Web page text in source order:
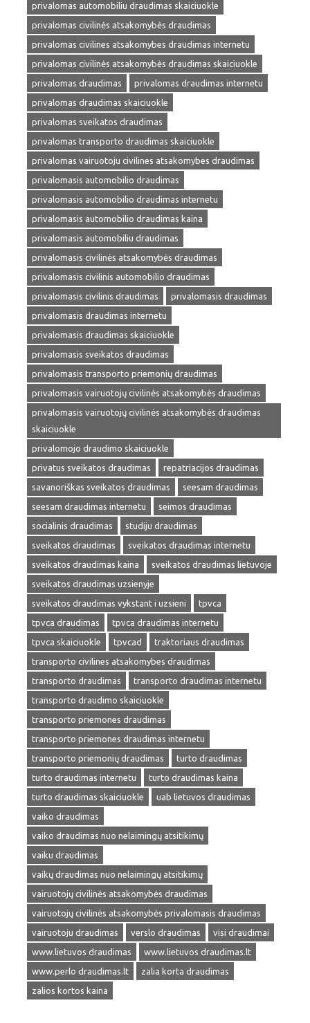
privalomas automobiliu draudimas skaiciuokle
privalomas civilinės atsakomybės draudimas
privalomas civilines atsakomybes draudimas internetu
privalomas civilinės atsakomybės draudimas skaiciuokle
privalomas draudimas
privalomas draudimas internetu
privalomas draudimas skaiciuokle
privalomas sveikatos draudimas
privalomas transporto draudimas skaiciuokle
privalomas vairuotoju civilines atsakomybes draudimas
privalomasis automobilio draudimas
privalomasis automobilio draudimas internetu
privalomasis automobilio draudimas kaina
privalomasis automobiliu draudimas
privalomasis civilinės atsakomybės draudimas
privalomasis civilinis automobilio draudimas
privalomasis civilinis draudimas
privalomasis draudimas
privalomasis draudimas internetu
privalomasis draudimas skaiciuokle
privalomasis sveikatos draudimas
privalomasis transporto priemonių draudimas
privalomasis vairuotojų civilinės atsakomybės draudimas
privalomasis vairuotojų civilinės atsakomybės draudimas
skaiciuokle
privalomojo draudimo skaiciuokle
privatus sveikatos draudimas
repatriacijos draudimas
savanoriškas sveikatos draudimas
seesam draudimas
seesam draudimas internetu
seimos draudimas
socialinis draudimas
studiju draudimas
sveikatos draudimas
sveikatos draudimas internetu
sveikatos draudimas kaina
sveikatos draudimas lietuvoje
sveikatos draudimas uzsienyje
sveikatos draudimas vykstant i uzsieni
tpvca
tpvca draudimas
tpvca draudimas internetu
tpvca skaiciuokle
tpvcad
traktoriaus draudimas
transporto civilines atsakomybes draudimas
transporto draudimas
transporto draudimas internetu
transporto draudimo skaiciuokle
transporto priemones draudimas
transporto priemones draudimas internetu
transporto priemonių draudimas
turto draudimas
turto draudimas internetu
turto draudimas kaina
turto draudimas skaiciuokle
uab lietuvos draudimas
vaiko draudimas
vaiko draudimas nuo nelaimingų atsitikimų
vaiku draudimas
vaikų draudimas nuo nelaimingų atsitikimų
vairuotojų civilinės atsakomybės draudimas
vairuotojų civilinės atsakomybės privalomasis draudimas
vairuotoju draudimas
verslo draudimas
visi draudimai
www.lietuvos draudimas
www.lietuvos draudimas.lt
www.perlo draudimas.lt
zalia korta draudimas
zalios kortos kaina